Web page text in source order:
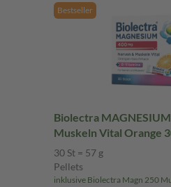
Bestseller
Biolectra
30 St = 57 g
Pellets
inklusive Biolectra Magn 250